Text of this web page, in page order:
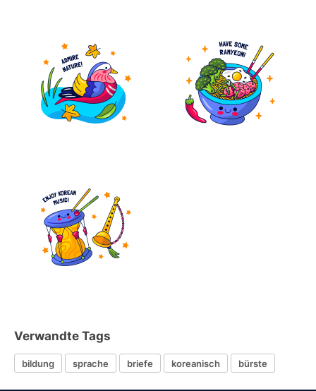
Verwandte Tags
bildung sprache briefe koreanisch bürste